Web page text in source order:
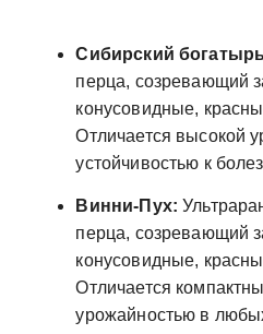
Сибирский
перца, созревающий
конусовидные,
Отличается высокой
устойчивостью к
Винни-Пух:
перца, созревающий
конусовидные,
Отличается
урожайностью в